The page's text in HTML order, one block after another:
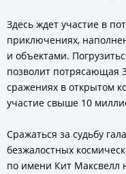
Здесь ждет участие в
приключениях,
и объектами.
позволит потрясающая
сражениях в открытом
участие свыше 10
Сражаться за судьбу
безжалостных
по имени Кит Максвелл